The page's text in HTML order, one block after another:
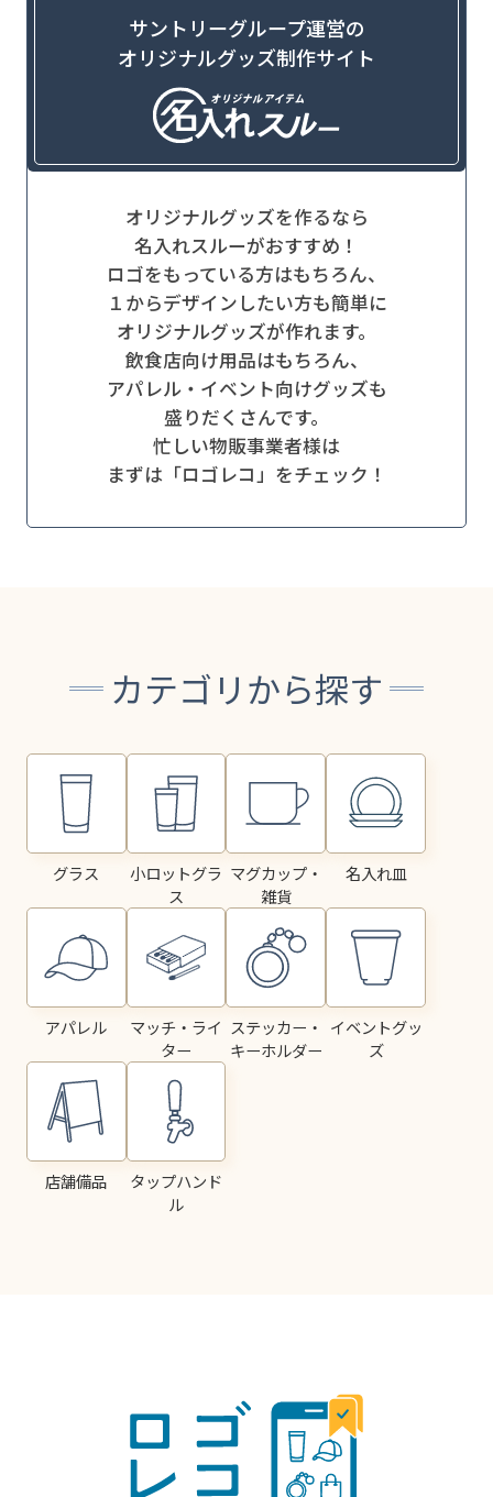
サントリーグループ運営の
オリジナルグッズ制作サイト
オリジナルグッズを作るなら
名入れスルーがおすすめ！
ロゴをもっている方はもちろん、
１からデザインしたい方も簡単に
オリジナルグッズが作れます。
飲食店向け用品はもちろん、
アパレル・イベント向けグッズも
盛りだくさんです。
忙しい物販事業者様は
まずは「ロゴレコ」をチェック！
カテゴリから探す
グラス
小ロットグラ
ス
マグカップ・
雑貨
名入れ皿
アパレル
マッチ・ライ
ター
ステッカー・
キーホルダー
イベントグッ
ズ
店舗備品
タップハンド
ル